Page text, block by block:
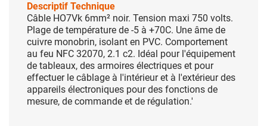
Descriptif Technique
Câble HO7Vk 6mm² noir. Tension maxi 750 volts.
Plage de température de -5 à +70C. Une âme de
cuivre monobrin, isolant en PVC. Comportement
au feu NFC 32070, 2.1 c2. Idéal pour l'équipement
de tableaux, des armoires électriques et pour
effectuer le câblage à l'intérieur et à l'extérieur des
appareils électroniques pour des fonctions de
mesure, de commande et de régulation.'